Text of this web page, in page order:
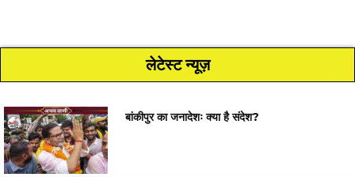
लेटेस्ट न्यूज़
बांकीपुर का जनादेशः क्या है संदेश?